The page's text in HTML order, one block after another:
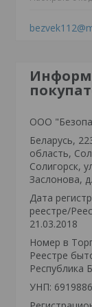
ООО
Беларусь,
область,
Солигорск,
Заслонова,
Дата
реестре/
21.03.2018
Номер в
Реестре
Республика
УНП: